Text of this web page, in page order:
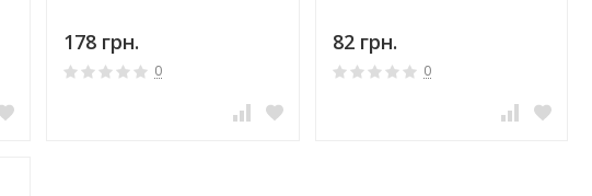
178 грн.
0
82 грн.
0